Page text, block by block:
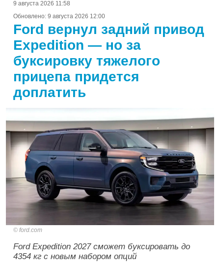
9 августа 2026 11:58
Обновлено: 9 августа 2026 12:00
Ford вернул задний привод
Expedition — но за
буксировку тяжелого
прицепа придется
доплатить
ford.com
Ford Expedition 2027 сможет буксировать до
4354 кг с новым набором опций